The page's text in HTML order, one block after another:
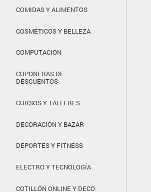
COMIDAS Y ALIMENTOS
COSMÉTICOS Y BELLEZA
COMPUTACION
CUPONERAS DE
DESCUENTOS
CURSOS Y TALLERES
DECORACIÓN Y BAZAR
DEPORTES Y FITNESS
ELECTRO Y TECNOLOGÍA
COTILLÓN ONLINE Y DECO